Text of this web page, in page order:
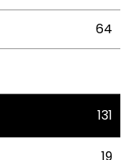
64
131
19